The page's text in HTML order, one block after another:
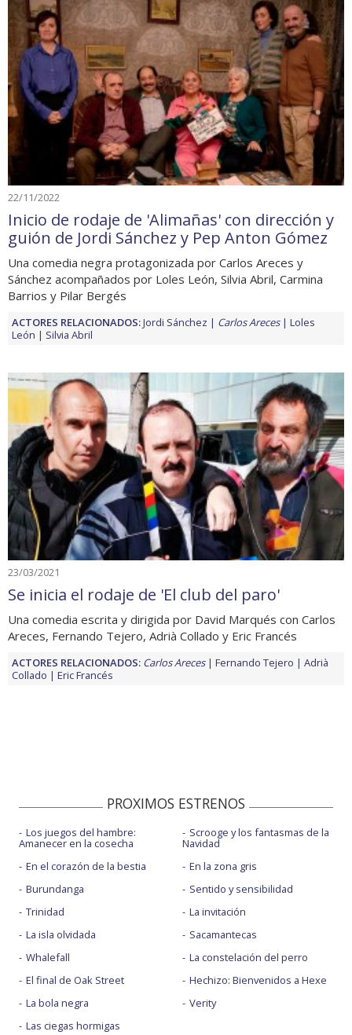
22/11/2022
Inicio de rodaje de 'Alimañas' con dirección y
guión de Jordi Sánchez y Pep Anton Gómez
Una comedia negra protagonizada por Carlos Areces y
Sánchez acompañados por Loles León, Silvia Abril, Carmina
Barrios y Pilar Bergés
ACTORES RELACIONADOS:Jordi Sánchez Carlos Areces
Loles
León
Silvia Abril
23/03/2021
Se inicia el rodaje de 'El club del paro'
Una comedia escrita y dirigida por David Marqués con Carlos
Areces, Fernando Tejero, Adrià Collado y Eric Francés
ACTORES RELACIONADOS: Carlos Areces Fernando Tejero
Adrià
Collado
Eric Francés
PROXIMOS ESTRENOS
Los juegos del hambre:
Amanecer en la cosecha
En el corazón de la bestia
Burundanga
Trinidad
La isla olvidada
Whalefall
El final de Oak Street
La bola negra
Las ciegas hormigas
Scrooge y los fantasmas de la
Navidad
En la zona gris
Sentido y sensibilidad
La invitación
Sacamantecas
La constelación del perro
Hechizo: Bienvenidos a Hexe
Verity